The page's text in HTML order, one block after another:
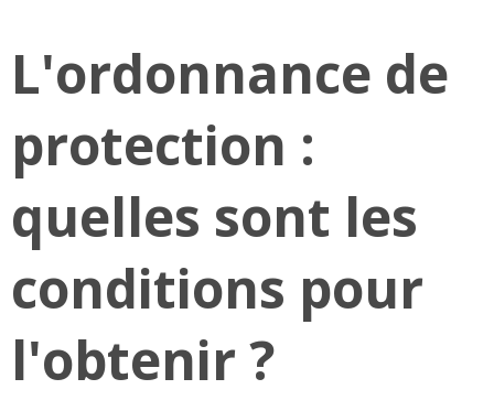
L'ordonnance de
protection :
quelles sont les
conditions pour
l'obtenir ?